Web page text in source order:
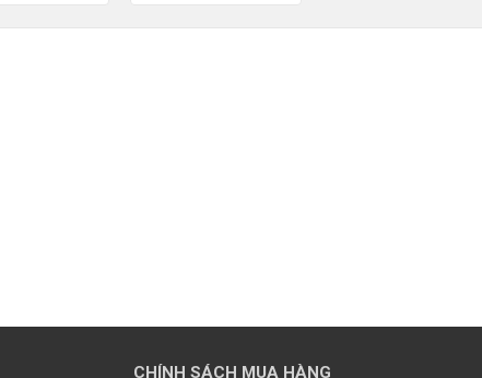
CHÍNH SÁCH MUA HÀNG